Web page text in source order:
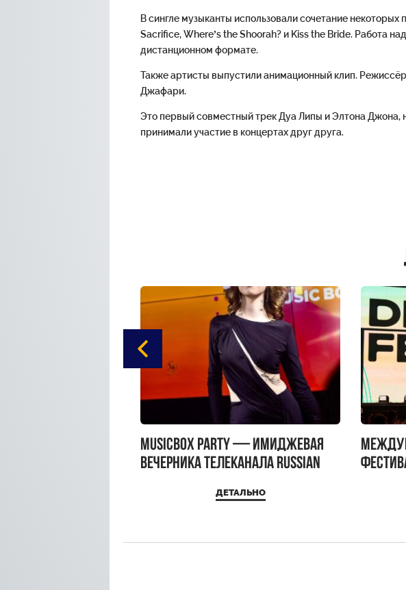
В сингле музыканты использовали сочетание
Sacrifice, Where’s the Shoorah? и Kiss the Bride. Работа
дистанционном формате.
Также артисты выпустили анимационный клип.
Джафари.
Это первый совместный трек Дуа Липы и Элтона Джона,
принимали участие в концертах друг друга.
MUSICBOX PARTY — имиджевая
вечерника телеканала RUSSIAN
ДЕТАЛЬНО